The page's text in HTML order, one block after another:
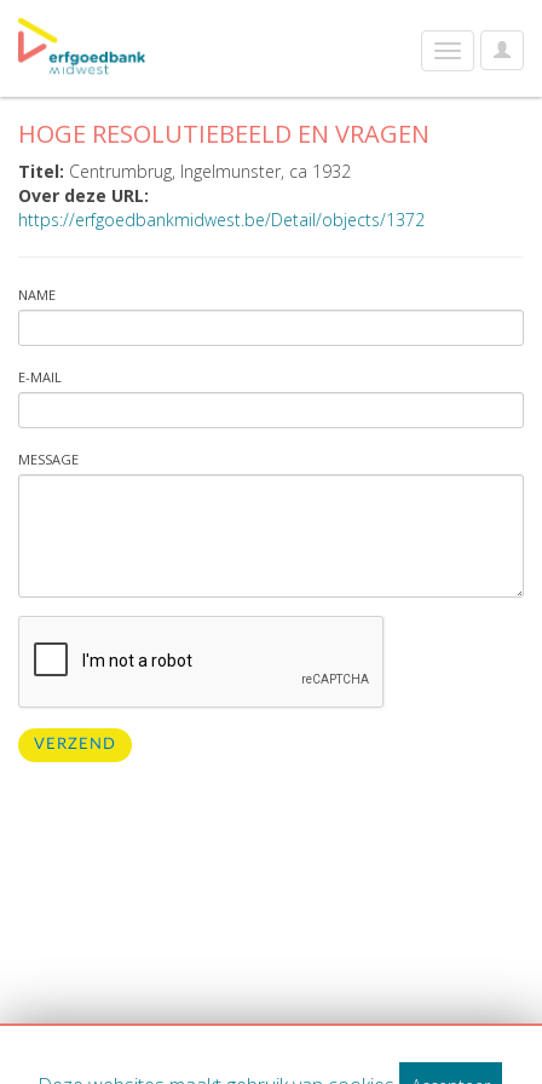
User
Toggle
navigation
HOGE RESOLUTIEBEELD EN VRAGEN
Titel: Centrumbrug, Ingelmunster, ca 1932
Over deze URL:
https://erfgoedbankmidwest.be/Detail/objects/1372
NAME
E-MAIL
MESSAGE
VERZEND